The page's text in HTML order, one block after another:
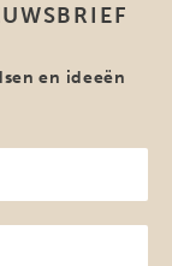
en ideeën